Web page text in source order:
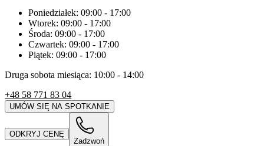
Poniedziałek: 09:00 - 17:00
Wtorek: 09:00 - 17:00
Środa: 09:00 - 17:00
Czwartek: 09:00 - 17:00
Piątek: 09:00 - 17:00
Druga sobota miesiąca: 10:00 - 14:00
+48 58 771 83 04
UMÓW SIĘ NA SPOTKANIE
ODKRYJ CENĘ
Zadzwoń